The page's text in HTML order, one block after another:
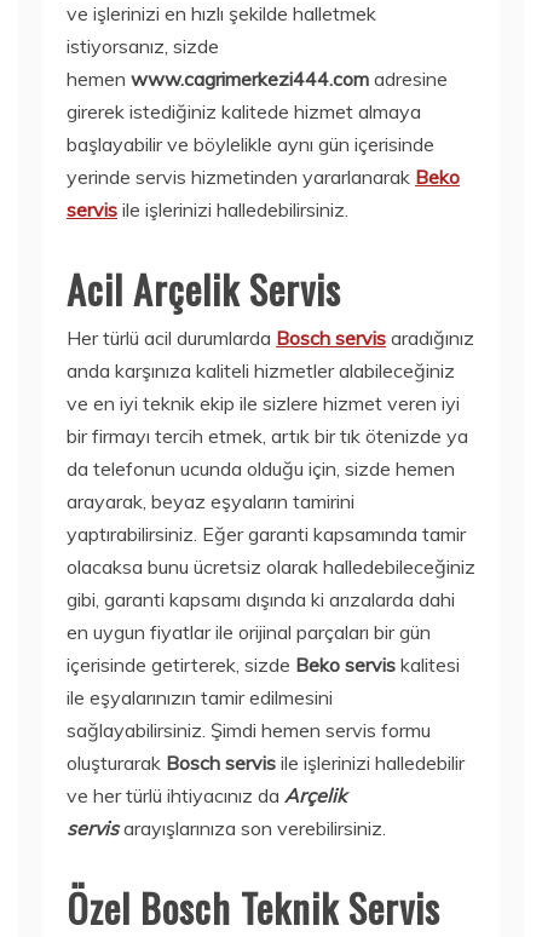
ve işlerinizi en hızlı şekilde halletmek
istiyorsanız, sizde
hemen www.cagrimerkezi444.com adresine
girerek istediğiniz kalitede hizmet almaya
başlayabilir ve böylelikle aynı gün içerisinde
yerinde servis hizmetinden yararlanarak Beko
servis ile işlerinizi halledebilirsiniz.
Acil Arçelik Servis
Her türlü acil durumlarda Bosch servis aradığınız
anda karşınıza kaliteli hizmetler alabileceğiniz
ve en iyi teknik ekip ile sizlere hizmet veren iyi
bir firmayı tercih etmek, artık bir tık ötenizde ya
da telefonun ucunda olduğu için, sizde hemen
arayarak, beyaz eşyaların tamirini
yaptırabilirsiniz. Eğer garanti kapsamında tamir
olacaksa bunu ücretsiz olarak halledebileceğiniz
gibi, garanti kapsamı dışında ki arızalarda dahi
en uygun fiyatlar ile orijinal parçaları bir gün
içerisinde getirterek, sizde Beko servis kalitesi
ile eşyalarınızın tamir edilmesini
sağlayabilirsiniz. Şimdi hemen servis formu
oluşturarak Bosch servis ile işlerinizi halledebilir
ve her türlü ihtiyacınız da Arçelik
servisarayışlarınıza son verebilirsiniz.
Özel Bosch Teknik Servis